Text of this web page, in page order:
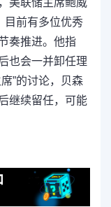
美联储主席鲍威
目前有多位优秀
奏推进。他指
也会一并卸任理
”的讨论，贝森
继续留任，可能